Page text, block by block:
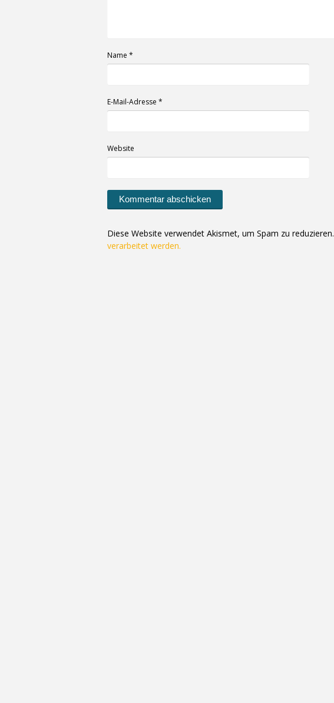
Name *
E-Mail-Adresse *
Website
Diese Website verwendet Akismet, um Spam zu reduzieren.
verarbeitet werden.